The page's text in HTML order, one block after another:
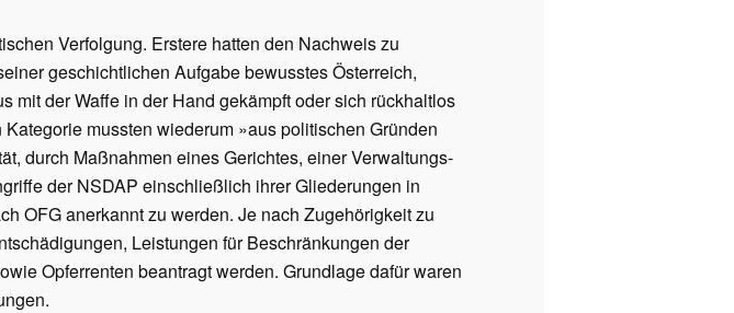
Verfolgung. Erstere hatten den Nachweis zu
geschichtlichen Aufgabe bewusstes Österreich,
der Waffe in der Hand gekämpft oder sich rückhaltlos
mussten wiederum »aus politischen Gründen
durch Maßnahmen eines Gerichtes, einer Verwaltungs-
der NSDAP einschließlich ihrer Gliederungen in
OFG anerkannt zu werden. Je nach Zugehörigkeit zu
Leistungen für Beschränkungen der
Opferrenten beantragt werden. Grundlage dafür waren